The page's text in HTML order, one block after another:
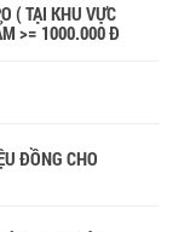
( TẠI KHU VỰC
>= 1000.000 Đ
ĐỒNG CHO